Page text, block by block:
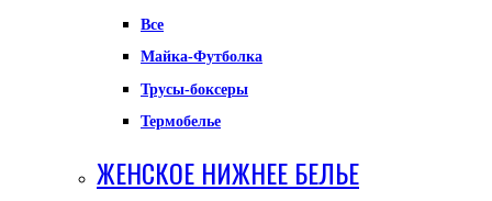
Все
Майка-Футболка
Трусы-боксеры
Термобелье
ЖЕНСКОЕ НИЖНЕЕ БЕЛЬЕ